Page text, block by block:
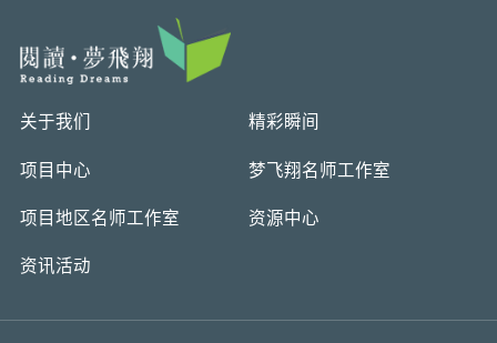
关于我们 精彩瞬间
项目中心 梦飞翔名师工作室
项目地区名师工作室 资源中心
资讯活动